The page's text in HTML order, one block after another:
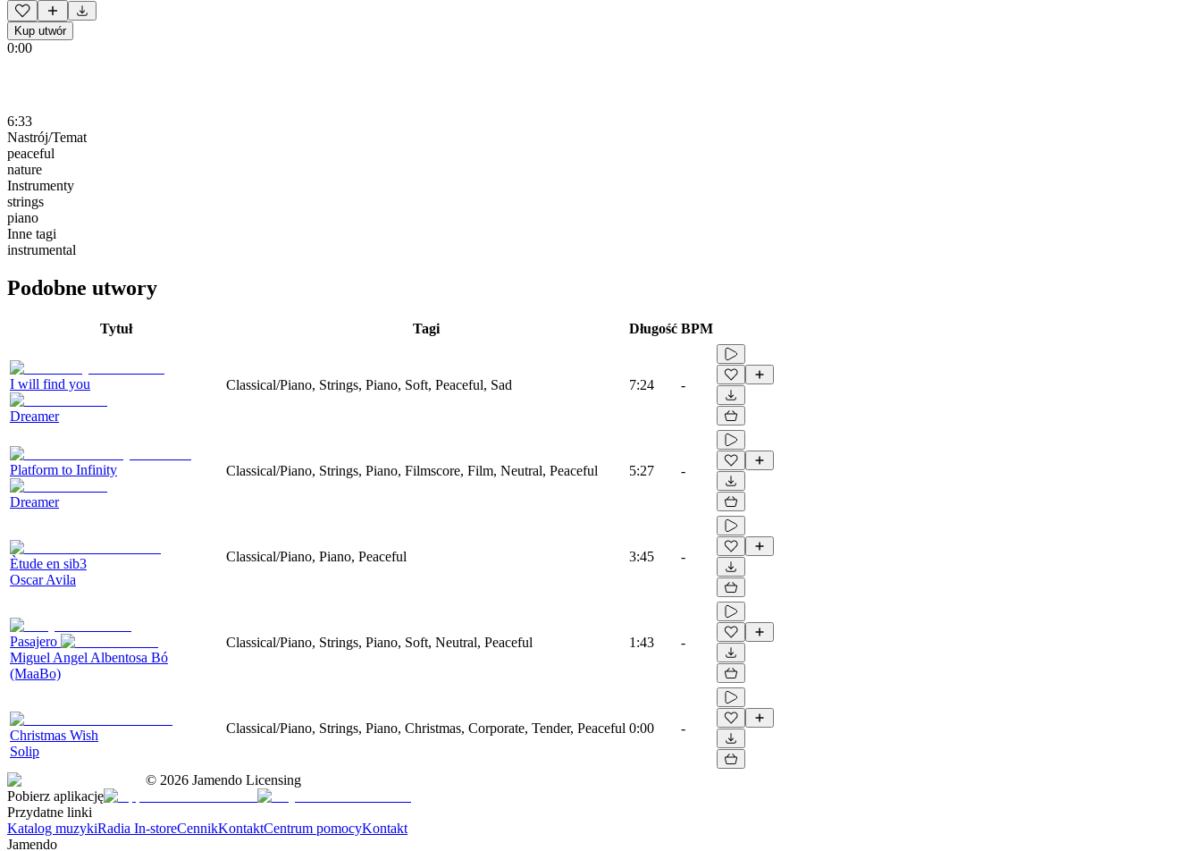
Kup utwór
0:00
6:33
Nastrój/Temat
peaceful
nature
Instrumenty
strings
piano
Inne tagi
instrumental
Podobne utwory
Tytuł Tagi Długość BPM
I will find you
Dreamer
Classical/Piano, Strings, Piano, Soft, Peaceful, Sad 7:24 -
Platform to Infinity
Dreamer
Classical/Piano, Strings, Piano, Filmscore, Film, Neutral, Peaceful 5:27 -
Ètude en sib3
Oscar Avila
Classical/Piano, Piano, Peaceful 3:45 -
Pasajero
Miguel Angel Albentosa Bó
(MaaBo)
Classical/Piano, Strings, Piano, Soft, Neutral, Peaceful 1:43 -
Christmas Wish
Solip
Classical/Piano, Strings, Piano, Christmas, Corporate, Tender, Peaceful 0:00 -
© 2026 Jamendo Licensing
Pobierz aplikację
Przydatne linki
Katalog muzykiRadia In-storeCennikKontaktCentrum pomocyKontakt
Jamendo